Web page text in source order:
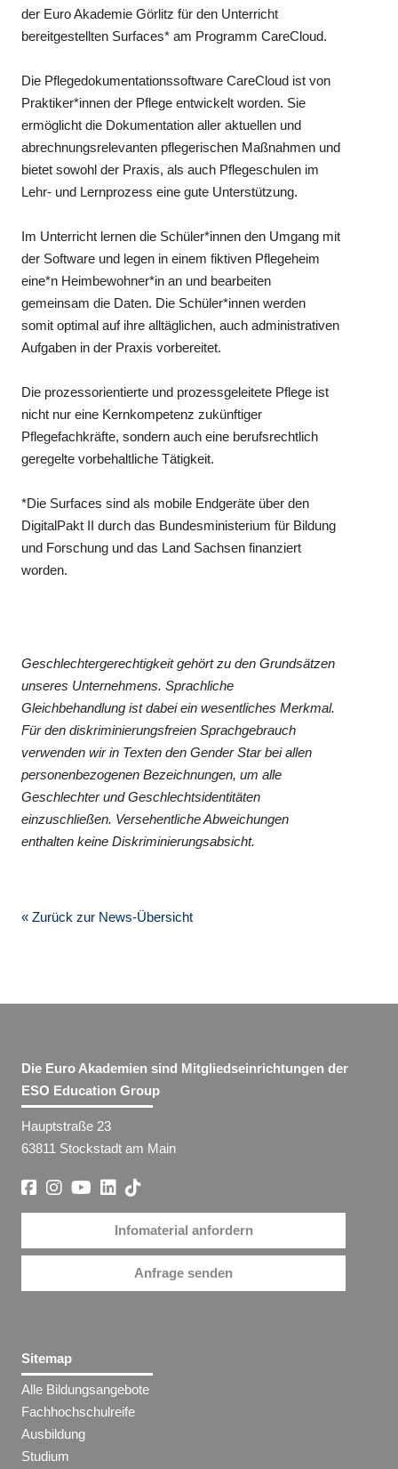
der Euro Akademie Görlitz für den Unterricht
bereitgestellten Surfaces* am Programm CareCloud.
Die Pflegedokumentationssoftware CareCloud ist von
Praktiker*innen der Pflege entwickelt worden. Sie
ermöglicht die Dokumentation aller aktuellen und
abrechnungsrelevanten pflegerischen Maßnahmen und
bietet sowohl der Praxis, als auch Pflegeschulen im
Lehr- und Lernprozess eine gute Unterstützung.
Im Unterricht lernen die Schüler*innen den Umgang mit
der Software und legen in einem fiktiven Pflegeheim
eine*n Heimbewohner*in an und bearbeiten
gemeinsam die Daten. Die Schüler*innen werden
somit optimal auf ihre alltäglichen, auch administrativen
Aufgaben in der Praxis vorbereitet.
Die prozessorientierte und prozessgeleitete Pflege ist
nicht nur eine Kernkompetenz zukünftiger
Pflegefachkräfte, sondern auch eine berufsrechtlich
geregelte vorbehaltliche Tätigkeit.
*Die Surfaces sind als mobile Endgeräte über den
DigitalPakt II durch das Bundesministerium für Bildung
und Forschung und das Land Sachsen finanziert
worden.
Geschlechtergerechtigkeit gehört zu den Grundsätzen
unseres Unternehmens. Sprachliche
Gleichbehandlung ist dabei ein wesentliches Merkmal.
Für den diskriminierungsfreien Sprachgebrauch
verwenden wir in Texten den Gender Star bei allen
personenbezogenen Bezeichnungen, um alle
Geschlechter und Geschlechtsidentitäten
einzuschließen. Versehentliche Abweichungen
enthalten keine Diskriminierungsabsicht.
« Zurück zur News-Übersicht
Die Euro Akademien sind Mitgliedseinrichtungen der
ESO Education Group
Hauptstraße 23
63811 Stockstadt am Main
Infomaterial anfordern
Anfrage senden
Sitemap
Alle Bildungsangebote
Fachhochschulreife
Ausbildung
Studium